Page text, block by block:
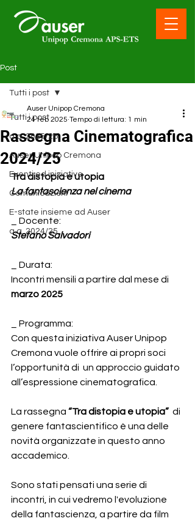
Post
Tutti i post
a.a. 2025/26
Auser Unipop Cremona
Eventi ed iniziative
Comunicazioni
E-state insieme ad Auser
a.a. 2024/25
Tutti i post
Rassegna Cinematografica
2024/25
Auser Unipop Cremona
24 feb 2025 Tempo di lettura: 1 min
Tra distopia e utopia
La fantascienza nel cinema
_ Docente:
Stefano Salvadori
_ Durata:
Incontri mensili a partire dal mese di
marzo 2025
_ Programma:
Con questa iniziativa Auser Unipop
Cremona vuole offrire ai propri soci
l’opportunità di  un approccio guidato
all’espressione cinematografica.
La rassegna “Tra distopia e utopia” di
genere fantascientifico è una delle
novità organizzate in questo anno
accademico.
Sono stati pensati una serie di
incontri, in cui vedremo l'evoluzione
della fantascienza, a partire da film